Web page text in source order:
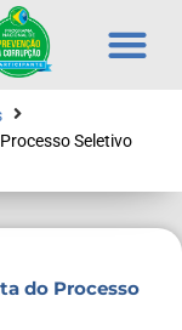
Seletivo
do Processo